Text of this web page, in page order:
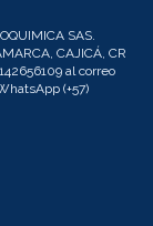
SAS.
CAJICÁ, CR
al correo
(+57)